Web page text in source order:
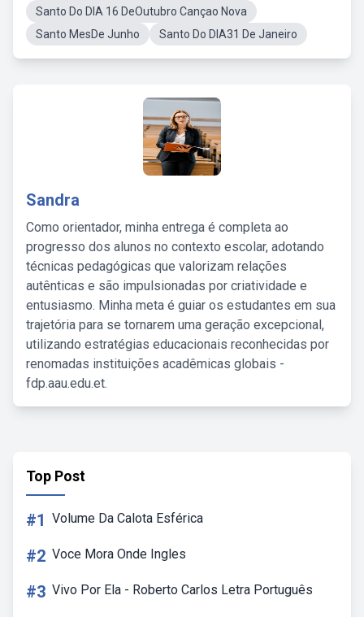
Santo Do DIA 16 DeOutubro Cançao Nova
Santo MesDe Junho
Santo Do DIA31 De Janeiro
Sandra
Como orientador, minha entrega é completa ao
progresso dos alunos no contexto escolar, adotando
técnicas pedagógicas que valorizam relações
autênticas e são impulsionadas por criatividade e
entusiasmo. Minha meta é guiar os estudantes em sua
trajetória para se tornarem uma geração excepcional,
utilizando estratégias educacionais reconhecidas por
renomadas instituições acadêmicas globais -
fdp.aau.edu.et.
Top Post
#1 Volume Da Calota Esférica
#2 Voce Mora Onde Ingles
#3 Vivo Por Ela - Roberto Carlos Letra Português